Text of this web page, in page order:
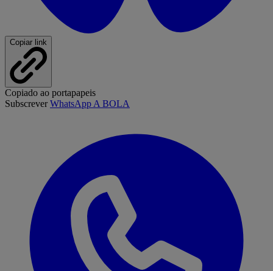
Copiar link
Copiado ao portapapeis
SubscreverWhatsApp A BOLA